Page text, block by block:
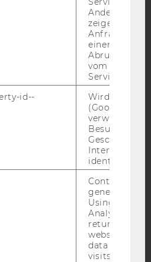
Blog
NewsletterBluesky
SOCIAL MEDIA
UND STUDIERENDE
Andere
zeigen Opt-
Anfrage im
einen Fehler
Abrufen
vom AMP
Service an.
id--
Wird von
(Google Tag
verwendet,
Besucher
Geschlecht
Interessen zu
identifizieren.
Contains a
generated
Using this
Analytics can
returning
website and
data from
visits.